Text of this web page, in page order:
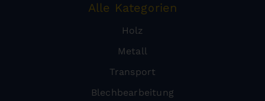
Alle Kategorien
Holz
Metall
Transport
Blechbearbeitung